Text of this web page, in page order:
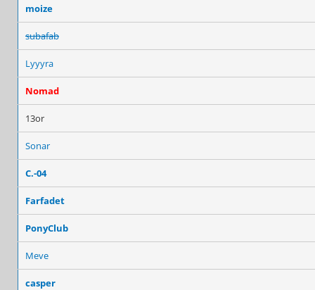
moize
subafab
Lyyyra
Nomad
13or
Sonar
C.-04
Farfadet
PonyClub
Meve
casper